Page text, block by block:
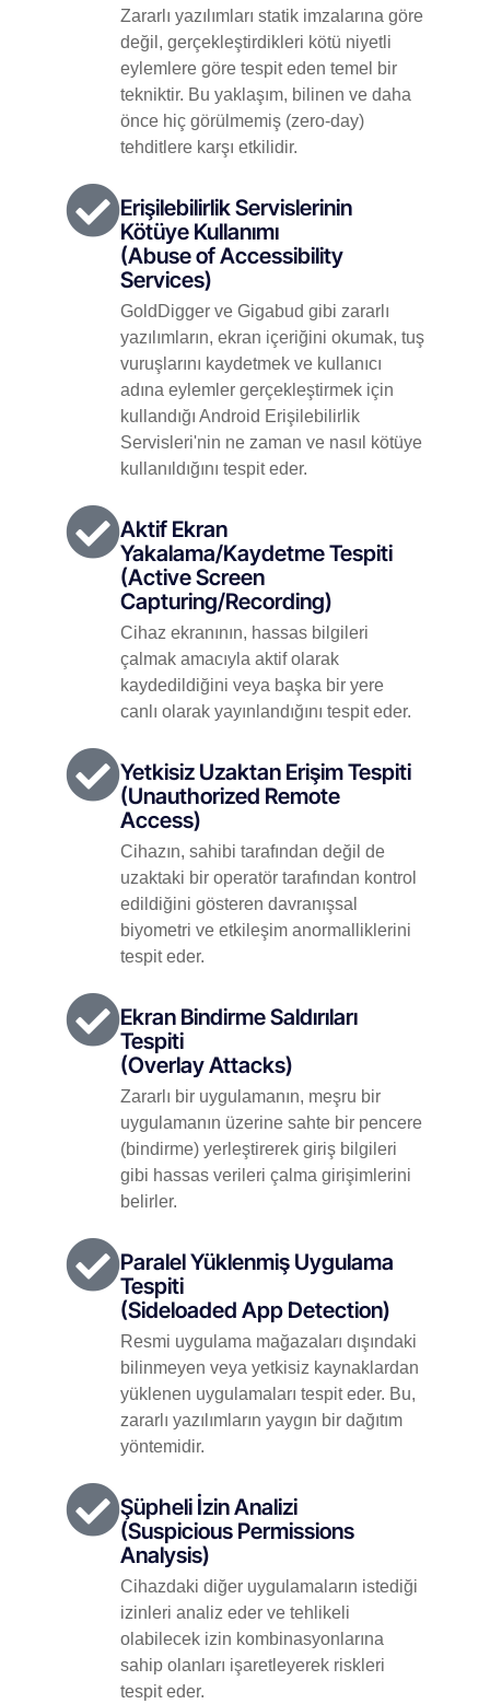
Zararlı yazılımları statik imzalarına göre
değil, gerçekleştirdikleri kötü niyetli
eylemlere göre tespit eden temel bir
tekniktir. Bu yaklaşım, bilinen ve daha
önce hiç görülmemiş (zero-day)
tehditlere karşı etkilidir.
Erişilebilirlik Servislerinin
Kötüye Kullanımı
(Abuse of Accessibility
Services)
GoldDigger ve Gigabud gibi zararlı
yazılımların, ekran içeriğini okumak, tuş
vuruşlarını kaydetmek ve kullanıcı
adına eylemler gerçekleştirmek için
kullandığı Android Erişilebilirlik
Servisleri'nin ne zaman ve nasıl kötüye
kullanıldığını tespit eder.
Aktif Ekran
Yakalama/Kaydetme Tespiti
(Active Screen
Capturing/Recording)
Cihaz ekranının, hassas bilgileri
çalmak amacıyla aktif olarak
kaydedildiğini veya başka bir yere
canlı olarak yayınlandığını tespit eder.
Yetkisiz Uzaktan Erişim Tespiti
(Unauthorized Remote
Access)
Cihazın, sahibi tarafından değil de
uzaktaki bir operatör tarafından kontrol
edildiğini gösteren davranışsal
biyometri ve etkileşim anormalliklerini
tespit eder.
Ekran Bindirme Saldırıları
Tespiti
(Overlay Attacks)
Zararlı bir uygulamanın, meşru bir
uygulamanın üzerine sahte bir pencere
(bindirme) yerleştirerek giriş bilgileri
gibi hassas verileri çalma girişimlerini
belirler.
Paralel Yüklenmiş Uygulama
Tespiti
(Sideloaded App Detection)
Resmi uygulama mağazaları dışındaki
bilinmeyen veya yetkisiz kaynaklardan
yüklenen uygulamaları tespit eder. Bu,
zararlı yazılımların yaygın bir dağıtım
yöntemidir.
Şüpheli İzin Analizi
(Suspicious Permissions
Analysis)
Cihazdaki diğer uygulamaların istediği
izinleri analiz eder ve tehlikeli
olabilecek izin kombinasyonlarına
sahip olanları işaretleyerek riskleri
tespit eder.